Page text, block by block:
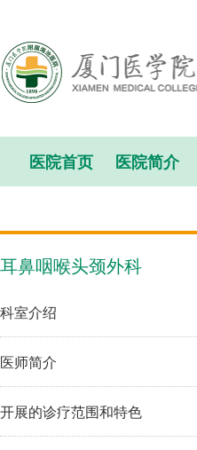
医院首页 医院简介
耳鼻咽喉头颈外科
科室介绍
医师简介
开展的诊疗范围和特色